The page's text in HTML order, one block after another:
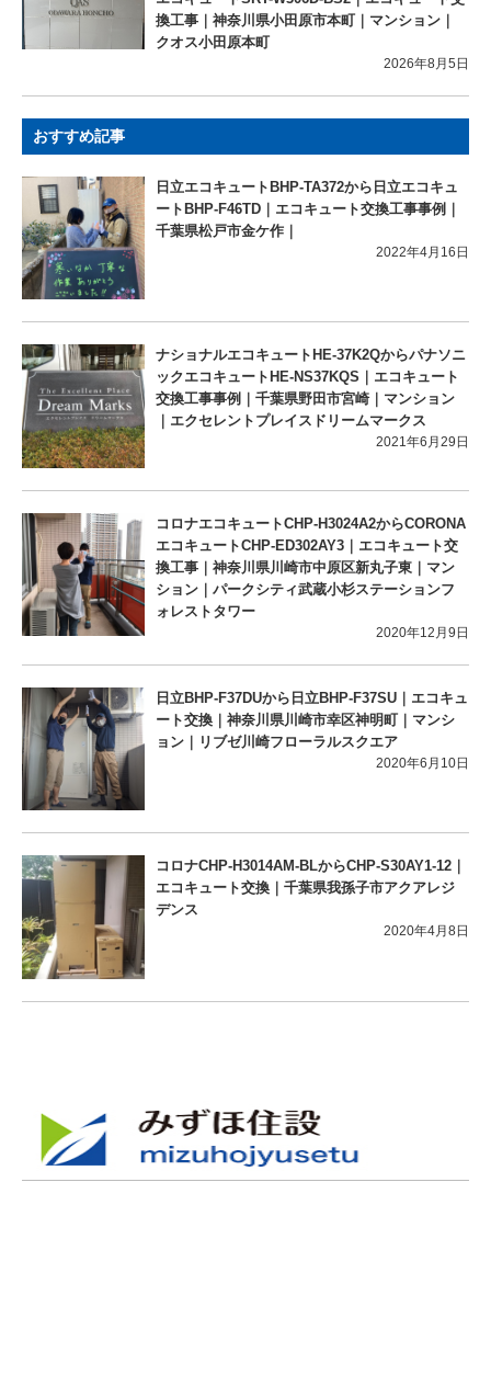
換工事｜神奈川県小田原市本町｜マンション｜
クオス小田原本町
2026年8月5日
おすすめ記事
日立エコキュートBHP-TA372から日立エコキュ
ートBHP-F46TD｜エコキュート交換工事事例｜
千葉県松戸市金ケ作｜
2022年4月16日
ナショナルエコキュートHE-37K2Qからパナソニ
ックエコキュートHE-NS37KQS｜エコキュート
交換工事事例｜千葉県野田市宮崎｜マンション
｜エクセレントプレイスドリームマークス
2021年6月29日
コロナエコキュートCHP-H3024A2からCORONA
エコキュートCHP-ED302AY3｜エコキュート交
換工事｜神奈川県川崎市中原区新丸子東｜マン
ション｜パークシティ武蔵小杉ステーションフ
ォレストタワー
2020年12月9日
日立BHP-F37DUから日立BHP-F37SU｜エコキュ
ート交換｜神奈川県川崎市幸区神明町｜マンシ
ョン｜リブゼ川崎フローラルスクエア
2020年6月10日
コロナCHP-H3014AM-BLからCHP-S30AY1-12｜
エコキュート交換｜千葉県我孫子市アクアレジ
デンス
2020年4月8日